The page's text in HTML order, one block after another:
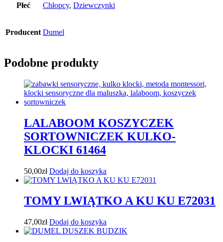
Płeć Chłopcy, Dziewczynki
Producent Dumel
Podobne produkty
LALABOOM KOSZYCZEK
SORTOWNICZEK KULKO-
KLOCKI 61464
50,00zł Dodaj do koszyka
TOMY LWIĄTKO A KU KU E72031
47,00zł Dodaj do koszyka